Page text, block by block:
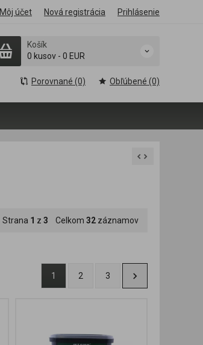
Môj účet Nová registrácia Prihlásenie
Košík
0 kusov - 0 EUR
Porovnané (0) Obľúbené (0)
Strana 1 z 3 Celkom 32 záznamov
1 2 3